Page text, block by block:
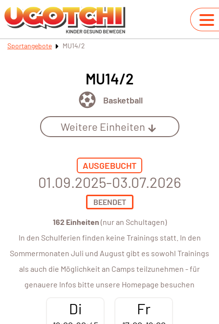
Sportangebote MU14/2
MU14/2
Basketball
Weitere Einheiten
AUSGEBUCHT
01.09.2025-03.07.2026
BEENDET
162 Einheiten (nur an Schultagen)
In den Schulferien finden keine Trainings statt. In den
Sommermonaten Juli und August gibt es sowohl Trainings
als auch die Möglichkeit an Camps teilzunehmen - für
genauere Infos bitte unsere Homepage besuchen
Di Fr